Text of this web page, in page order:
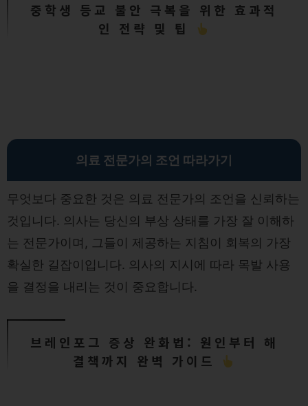
중학생 등교 불안 극복을 위한 효과적
인 전략 및 팁
의료 전문가의 조언 따라가기
무엇보다 중요한 것은 의료 전문가의 조언을 신뢰하는
것입니다. 의사는 당신의 부상 상태를 가장 잘 이해하
는 전문가이며, 그들이 제공하는 지침이 회복의 가장
확실한 길잡이입니다. 의사의 지시에 따라 목발 사용
을 결정을 내리는 것이 중요합니다.
브레인포그 증상 완화법: 원인부터 해
결책까지 완벽 가이드